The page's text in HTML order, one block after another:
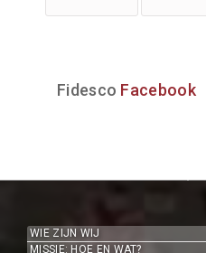
Fidesco Facebook
WIE ZIJN WIJ
MISSIE: HOE EN WAT?